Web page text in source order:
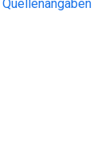
Quellenangaben